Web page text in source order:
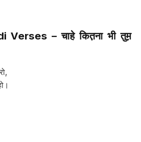
Verses –चाहे कित़ना भी तुम़